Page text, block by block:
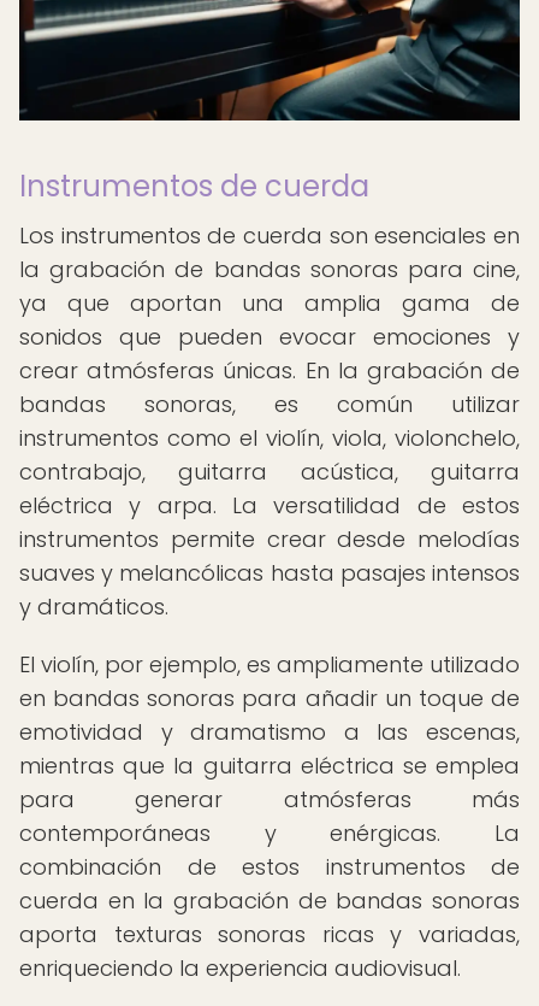
Instrumentos de cuerda
Los instrumentos de cuerda son esenciales en
la grabación de bandas sonoras para cine,
ya que aportan una amplia gama de
sonidos que pueden evocar emociones y
crear atmósferas únicas. En la grabación de
bandas sonoras, es común utilizar
instrumentos como el violín, viola, violonchelo,
contrabajo, guitarra acústica, guitarra
eléctrica y arpa. La versatilidad de estos
instrumentos permite crear desde melodías
suaves y melancólicas hasta pasajes intensos
y dramáticos.
El violín, por ejemplo, es ampliamente utilizado
en bandas sonoras para añadir un toque de
emotividad y dramatismo a las escenas,
mientras que la guitarra eléctrica se emplea
para generar atmósferas más
contemporáneas y enérgicas. La
combinación de estos instrumentos de
cuerda en la grabación de bandas sonoras
aporta texturas sonoras ricas y variadas,
enriqueciendo la experiencia audiovisual.